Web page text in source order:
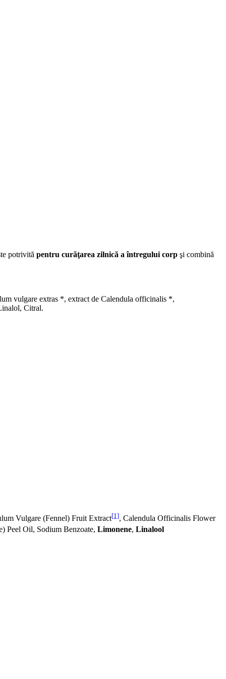
potrivită pentru curăţarea zilnică a întregului corp şi combină
vulgare extras *, extract de Calendula officinalis *,
Citral.
Vulgare (Fennel) Fruit Extract[1], Calendula Officinalis Flower
Peel Oil, Sodium Benzoate, Limonene, Linalool